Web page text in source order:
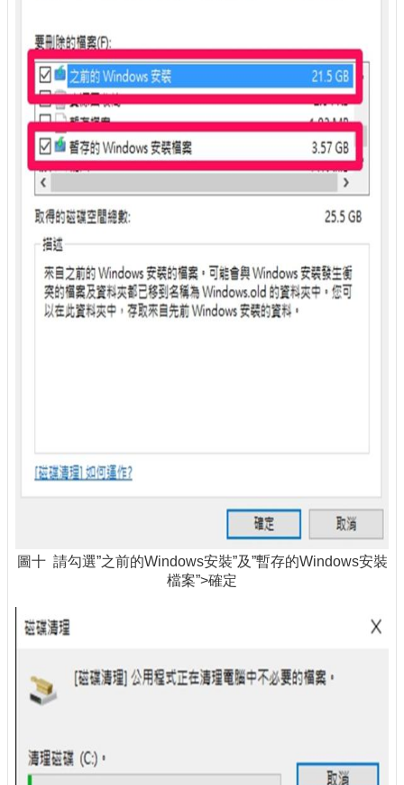
圖十 請勾選”之前的Windows安裝”及”暫存的Windows安裝
檔案”>確定